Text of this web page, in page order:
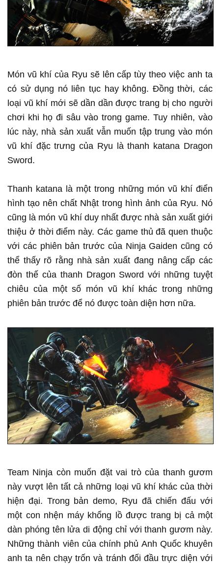
Món vũ khí của Ryu sẽ lên cấp tùy theo việc anh ta
có sử dụng nó liên tục hay không. Đồng thời, các
loại vũ khí mới sẽ dần dần được trang bị cho người
chơi khi họ đi sâu vào trong game. Tuy nhiên, vào
lúc này, nhà sản xuất vẫn muốn tập trung vào món
vũ khí đặc trưng của Ryu là thanh katana Dragon
Sword.
Thanh katana là một trong những món vũ khí điển
hình tạo nên chất Nhật trong hình ảnh của Ryu. Nó
cũng là món vũ khí duy nhất được nhà sản xuất giới
thiệu ở thời điểm này. Các game thủ đã quen thuộc
với các phiên bản trước của Ninja Gaiden cũng có
thể thấy rõ rằng nhà sản xuất đang nâng cấp các
đòn thế của thanh Dragon Sword với những tuyệt
chiêu của một số món vũ khí khác trong những
phiên bản trước để nó được toàn diện hơn nữa.
Team Ninja còn muốn đặt vai trò của thanh gươm
này vượt lên tất cả những loại vũ khí khác của thời
hiện đại. Trong bản demo, Ryu đã chiến đấu với
một con nhện máy khổng lồ được trang bị cả một
dàn phóng tên lửa di động chỉ với thanh gươm này.
Những thành viên của chính phủ Anh Quốc khuyên
anh ta nên chạy trốn và tránh đối đầu trực diện với